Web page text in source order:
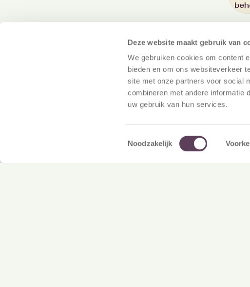
Deze website maakt gebruik van
We gebruiken cookies om content
bieden en om ons websiteverkeer
site met onze partners voor social
combineren met andere informatie
uw gebruik van hun services.
Toestemmingsselectie
Noodzakelijk